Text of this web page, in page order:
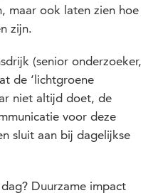
maar ook laten zien hoe
zijn.
(senior onderzoeker,
de ‘lichtgroene
niet altijd doet, de
voor deze
sluit aan bij dagelijkse
Duurzame impact